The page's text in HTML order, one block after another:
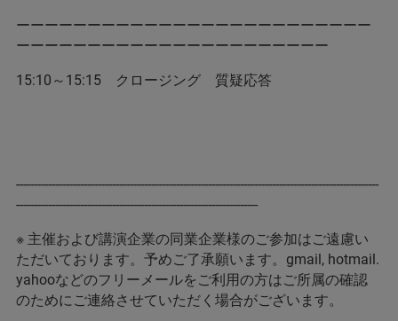
ーーーーーーーーーーーーーーーーーーーーーーーーー
ーーーーーーーーーーーーーーーーーーーーーー
15:10～15:15 クロージング 質疑応答
------------------------------------------------------------------------------------------------------
--------------------------------------------------------------------
※ 主催および講演企業の同業企業様のご参加はご遠慮い
ただいております。予めご了承願います。gmail, hotmail.
yahooなどのフリーメールをご利用の方はご所属の確認
のためにご連絡させていただく場合がございます。